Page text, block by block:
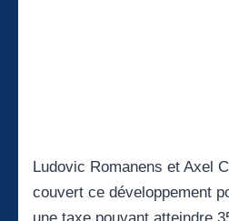
Ludovic Romanens et Axel
couvert ce développement